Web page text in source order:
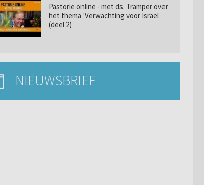
Pastorie online - met ds. Tramper over
het thema 'Verwachting voor Israël
(deel 2)
NIEUWSBRIEF